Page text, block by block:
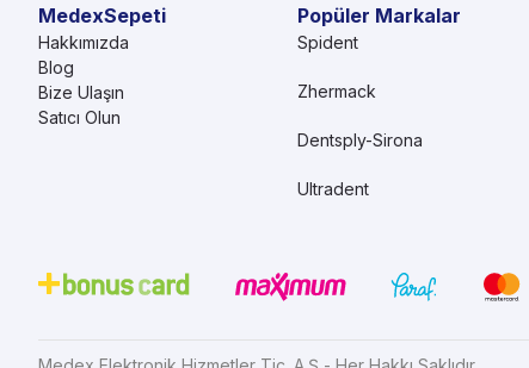
MedexSepeti
Hakkımızda
Blog
Bize Ulaşın
Satıcı Olun
Popüler Markalar
Spident
Zhermack
Dentsply-Sirona
Ultradent